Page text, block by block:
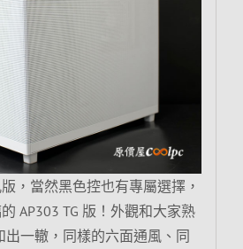
，當然黑色控也有專屬選擇，
AP303 TG 版！外觀和大家熟
出一轍，同樣的六面通風、同